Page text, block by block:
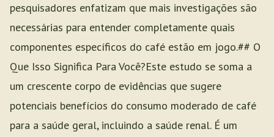
pesquisadores enfatizam que mais investigações são
necessárias para entender completamente quais
componentes específicos do café estão em jogo.## O
Que Isso Significa Para Você?Este estudo se soma a
um crescente corpo de evidências que sugere
potenciais benefícios do consumo moderado de café
para a saúde geral, incluindo a saúde renal. É um